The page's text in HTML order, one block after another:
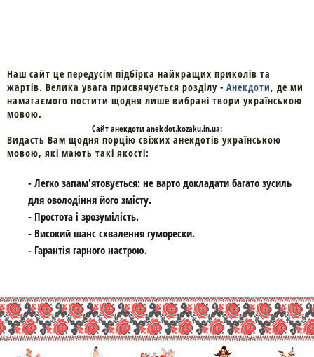
Наш сайт це передусім підбірка найкращих приколів та
жартів. Велика увага присвячується розділу - Анекдоти, де ми
намагаємого постити щодня лише вибрані твори українською
мовою.
Cайтанекдоти anekdot.kozaku.in.ua:
Видасть Вам щодня порцію свіжих анекдотів українською
мовою, які мають такі якості:
- Легко запам'ятовується: не варто докладати багато зусиль
для оволодіння його змісту.
- Простота і зрозумілість.
- Високий шанс схвалення гуморески.
- Гарантія гарного настрою.